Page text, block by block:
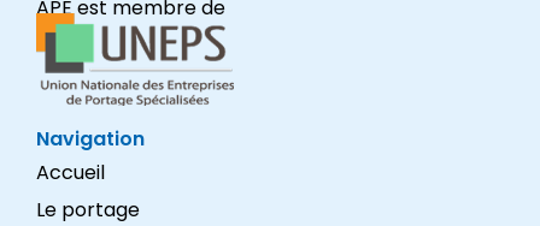
APE est membre de
Navigation
Accueil
Le portage